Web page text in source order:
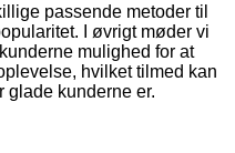
passende metoder til
I øvrigt møder vi
mulighed for at
hvilket tilmed kan
glade kunderne er.